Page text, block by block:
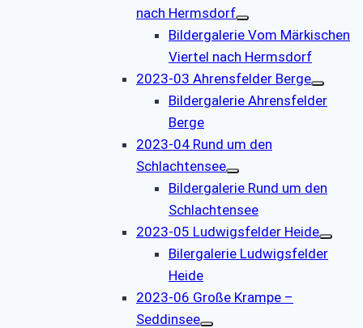
nach Hermsdorf
Bildergalerie Vom Märkischen
Viertel nach Hermsdorf
2023-03 Ahrensfelder Berge
Bildergalerie Ahrensfelder
Berge
2023-04 Rund um den
Schlachtensee
Bildergalerie Rund um den
Schlachtensee
2023-05 Ludwigsfelder Heide
Bilergalerie Ludwigsfelder
Heide
2023-06 Große Krampe –
Seddinsee